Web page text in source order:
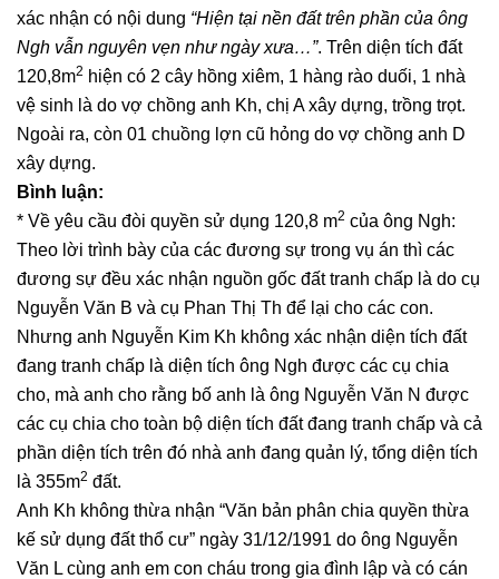
xác nhận có nội dung “Hiện tại nền đất trên phần của ông
Ngh vẫn nguyên vẹn như ngày xưa…”. Trên diện tích đất
120,8m2 hiện có 2 cây hồng xiêm, 1 hàng rào duối, 1 nhà
vệ sinh là do vợ chồng anh Kh, chị A xây dựng, trồng trọt.
Ngoài ra, còn 01 chuồng lợn cũ hỏng do vợ chồng anh D
xây dựng.
Bình luận:
* Về yêu cầu đòi quyền sử dụng 120,8 m2 của ông Ngh:
Theo lời trình bày của các đương sự trong vụ án thì các
đương sự đều xác nhận nguồn gốc đất tranh chấp là do cụ
Nguyễn Văn B và cụ Phan Thị Th để lại cho các con.
Nhưng anh Nguyễn Kim Kh không xác nhận diện tích đất
đang tranh chấp là diện tích ông Ngh được các cụ chia
cho, mà anh cho rằng bố anh là ông Nguyễn Văn N được
các cụ chia cho toàn bộ diện tích đất đang tranh chấp và cả
phần diện tích trên đó nhà anh đang quản lý, tổng diện tích
là 355m2 đất.
Anh Kh không thừa nhận “Văn bản phân chia quyền thừa
kế sử dụng đất thổ cư” ngày 31/12/1991 do ông Nguyễn
Văn L cùng anh em con cháu trong gia đình lập và có cán